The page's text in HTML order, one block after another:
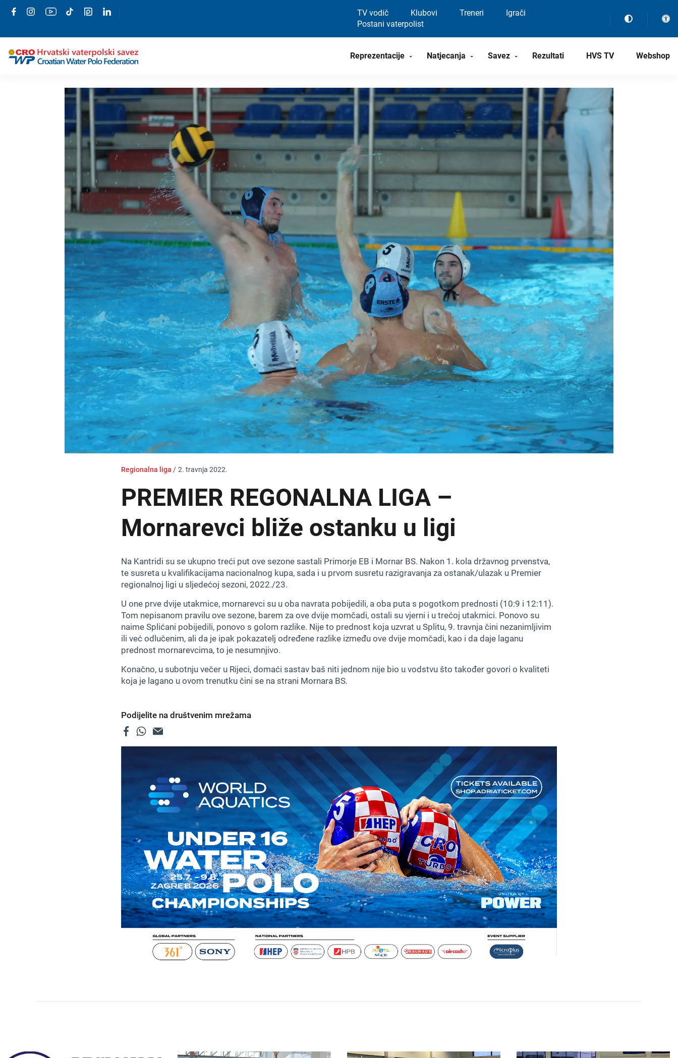
TV vodič Klubovi Treneri
Igrači
Postani vaterpolist
Reprezentacije Natjecanja Savez Rezultati HVS TV Webshop
Regionalna liga / 2. travnja 2022.
PREMIER REGONALNA LIGA –
Mornarevci bliže ostanku u ligi
Na Kantridi su se ukupno treći put ove sezone sastali Primorje EB i Mornar BS. Nakon 1. kola državnog prvenstva,
te susreta u kvalifikacijama nacionalnog kupa, sada i u prvom susretu razigravanja za ostanak/ulazak u Premier
regionalnoj ligi u sljedećoj sezoni, 2022./23.
U one prve dvije utakmice, mornarevci su u oba navrata pobijedili, a oba puta s pogotkom prednosti (10:9 i 12:11).
Tom nepisanom pravilu ove sezone, barem za ove dvije momčadi, ostali su vjerni i u trećoj utakmici. Ponovo su
naime Splićani pobijedili, ponovo s golom razlike. Nije to prednost koja uzvrat u Splitu, 9. travnja čini nezanimljivim
ili već odlučenim, ali da je ipak pokazatelj određene razlike između ove dvije momčadi, kao i da daje laganu
prednost mornarevcima, to je nesumnjivo.
Konačno, u subotnju večer u Rijeci, domaći sastav baš niti jednom nije bio u vodstvu što također govori o kvaliteti
koja je lagano u ovom trenutku čini se na strani Mornara BS.
Podijelite na društvenim mrežama